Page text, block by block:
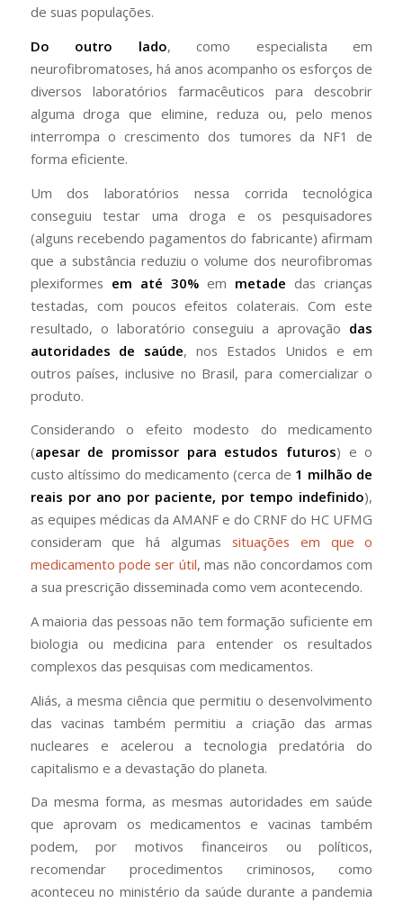
de suas populações.
Do outro lado, como especialista em
neurofibromatoses, há anos acompanho os esforços de
diversos laboratórios farmacêuticos para descobrir
alguma droga que elimine, reduza ou, pelo menos
interrompa o crescimento dos tumores da NF1 de
forma eficiente.
Um dos laboratórios nessa corrida tecnológica
conseguiu testar uma droga e os pesquisadores
(alguns recebendo pagamentos do fabricante) afirmam
que a substância reduziu o volume dos neurofibromas
plexiformes em até 30%em metade das crianças
testadas, com poucos efeitos colaterais. Com este
resultado, o laboratório conseguiu a aprovação das
autoridades de saúde, nos Estados Unidos e em
outros países, inclusive no Brasil, para comercializar o
produto.
Considerando o efeito modesto do medicamento
(apesar de promissor para estudos futuros) e o
custo altíssimo do medicamento (cerca de 1 milhão de
reais por ano por paciente, por tempo indefinido),
as equipes médicas da AMANF e do CRNF do HC UFMG
consideram que há algumas situações em que o
medicamento pode ser útil, mas não concordamos com
a sua prescrição disseminada como vem acontecendo.
A maioria das pessoas não tem formação suficiente em
biologia ou medicina para entender os resultados
complexos das pesquisas com medicamentos.
Aliás, a mesma ciência que permitiu o desenvolvimento
das vacinas também permitiu a criação das armas
nucleares e acelerou a tecnologia predatória do
capitalismo e a devastação do planeta.
Da mesma forma, as mesmas autoridades em saúde
que aprovam os medicamentos e vacinas também
podem, por motivos financeiros ou políticos,
recomendar procedimentos criminosos, como
aconteceu no ministério da saúde durante a pandemia